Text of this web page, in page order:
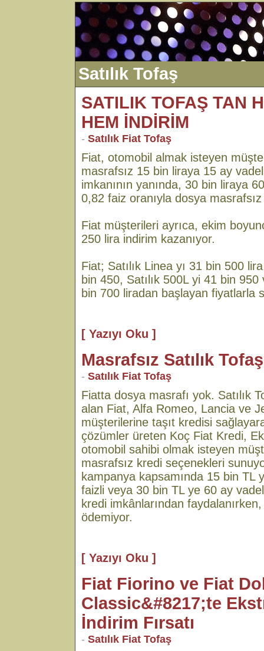
Satılık Tofaş
SATILIK TOFAŞ TAN
HEM İNDİRİM
- Satılık Fiat Tofaş
Fiat, otomobil almak isteyen
masrafsız 15 bin liraya 15 ay
imkanının yanında, 30 bin liraya
0,82 faiz oranıyla dosya
Fiat müşterileri ayrıca, ekim
250 lira indirim kazanıyor.
Fiat; Satılık Linea yı 31 bin 500
bin 450, Satılık 500L yi 41 bin 950
bin 700 liradan başlayan fiyatlarla
[ Yazıyı Oku ]
Masrafsız Satılık Tofaş
- Satılık Fiat Tofaş
Fiatta dosya masrafı yok. Satılık
alan Fiat, Alfa Romeo, Lancia ve
müşterilerine taşıt kredisi
çözümler üreten Koç Fiat Kredi,
otomobil sahibi olmak isteyen
masrafsız kredi seçenekleri
kampanya kapsamında 15 bin TL
faizli veya 30 bin TL ye 60 ay
kredi imkânlarından
ödemiyor.
[ Yazıyı Oku ]
Fiat Fiorino ve Fiat
Classic&#8217;te
İndirim Fırsatı
- Satılık Fiat Tofaş